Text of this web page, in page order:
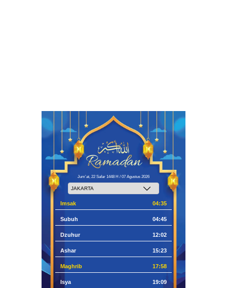
Jum'at, 22 Safar 1448 H / 07 Agustus 2026
Imsak 04:35
Subuh 04:45
Dzuhur 12:02
Ashar 15:23
Maghrib 17:58
Isya 19:09